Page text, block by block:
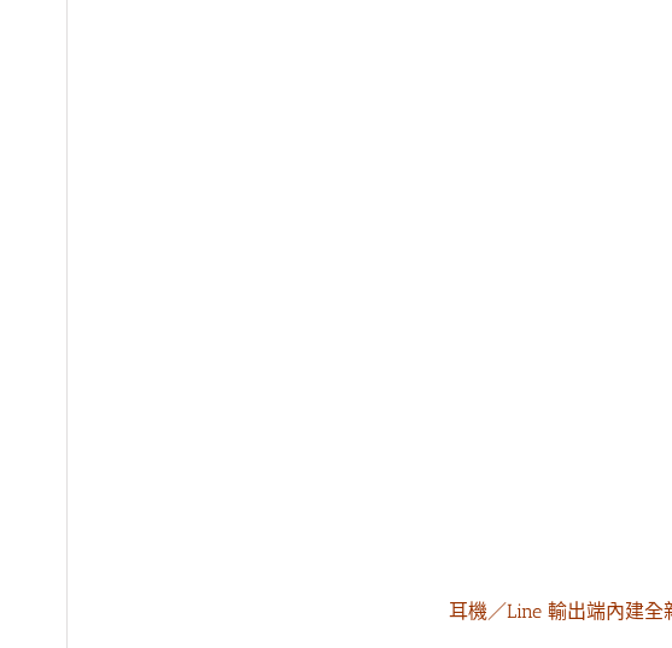
耳機／Line 輸出端內建全